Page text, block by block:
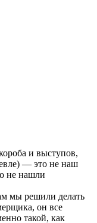
и выступов,
— это не наш
не нашли
мы решили делать
он все
такой, как